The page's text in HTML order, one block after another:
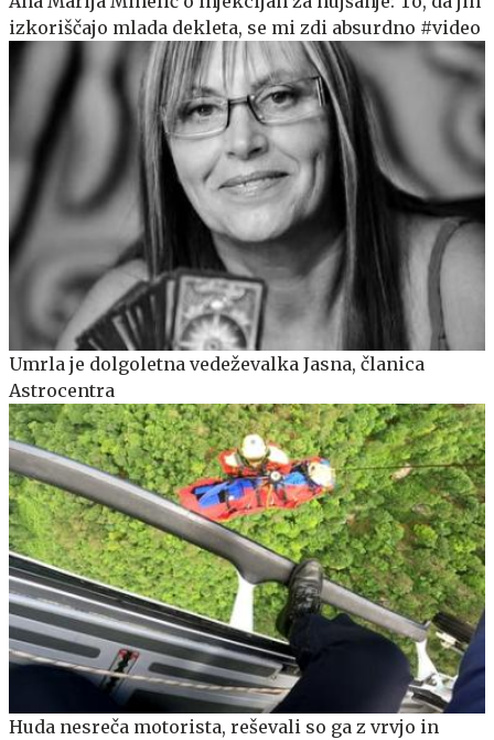
izkoriščajo mlada dekleta, se mi zdi absurdno #video
Umrla je dolgoletna vedeževalka Jasna, članica
Astrocentra
Huda nesreča motorista, reševali so ga z vrvjo in